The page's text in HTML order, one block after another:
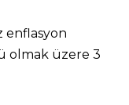
enflasyon
olmak üzere 3